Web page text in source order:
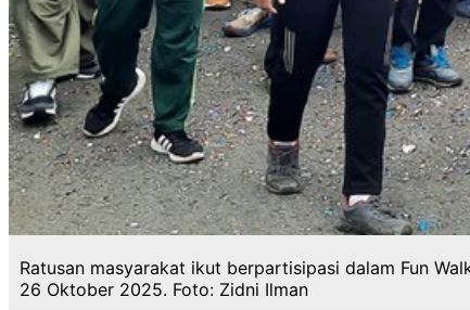
Ratusan masyarakat ikut berpartisipasi dalam Fun
26 Oktober 2025. Foto: Zidni Ilman